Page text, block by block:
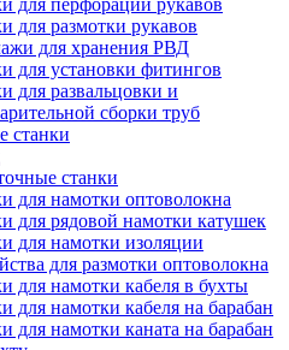
для перфорации рукавов
для размотки рукавов
для хранения РВД
для установки фитингов
для развальцовки и
сборки труб
станки
станки
для намотки оптоволокна
для рядовой намотки катушек
для намотки изоляции
для размотки оптоволокна
для намотки кабеля в бухты
для намотки кабеля на барабан
для намотки каната на барабан